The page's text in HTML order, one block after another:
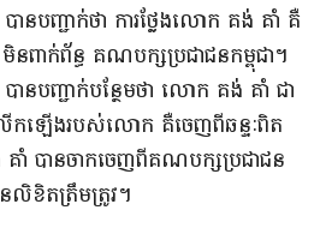
នបញ្ជាក់​ថា ការ​ថ្លែង​លោក គង់ គាំ គឺ​
ពាក់ព័ន្ធ គណបក្ស​ប្រជាជន​កម្ពុជា​។​​
ន​បញ្ជាក់បន្ថែម​ថា លោក គង់ គាំ ជា​
ើកឡើង​របស់​លោក គឺ​ចេញពី​ឆន្ទៈ​ពិត​
បាន​ចាកចេញ​ពី​គណបក្ស​ប្រជាជន​
ន​លិខិត​ត្រឹមត្រូវ​។